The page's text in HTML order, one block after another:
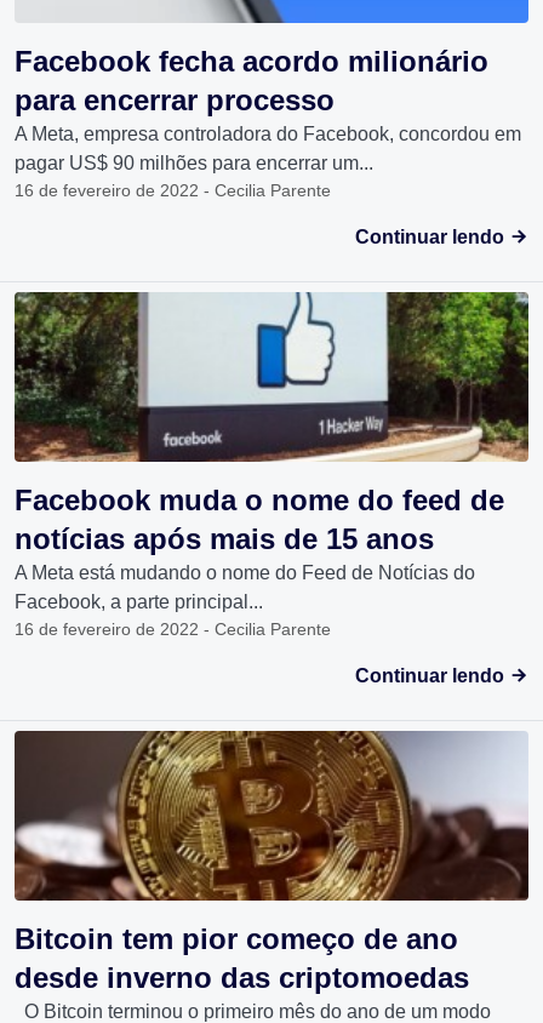
Facebook fecha acordo milionário
para encerrar processo
A Meta, empresa controladora do Facebook, concordou em
pagar US$ 90 milhões para encerrar um...
16 de fevereiro de 2022 - Cecilia Parente
Continuar lendo
Facebook muda o nome do feed de
notícias após mais de 15 anos
A Meta está mudando o nome do Feed de Notícias do
Facebook, a parte principal...
16 de fevereiro de 2022 - Cecilia Parente
Continuar lendo
Bitcoin tem pior começo de ano
desde inverno das criptomoedas
O Bitcoin terminou o primeiro mês do ano de um modo